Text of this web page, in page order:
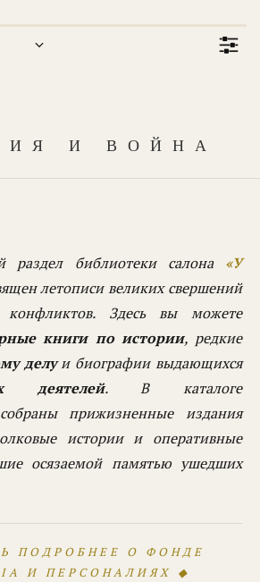
И ВОЙНА
раздел библиотеки салона «У
летописи великих свершений
конфликтов. Здесь вы можете
книги по истории, редкие
делуи биографии выдающихся
деятелей. В каталоге
прижизненные издания
истории и оперативные
осязаемой памятью ушедших
ПОДРОБНЕЕ О ФОНДЕ
И ПЕРСОНАЛИЯХ ◆